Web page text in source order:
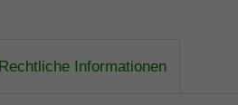
Rechtliche Informationen